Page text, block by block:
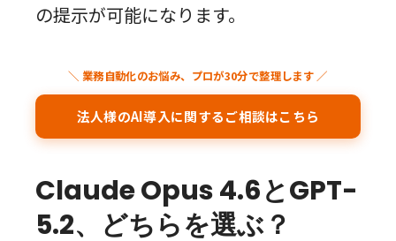
の提示が可能になります。
＼ 業務自動化のお悩み、プロが30分で整理します ／
法人様のAI導入に関するご相談はこちら
Claude Opus 4.6とGPT-
5.2、どちらを選ぶ？